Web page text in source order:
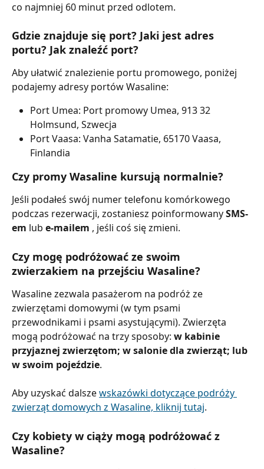
co najmniej 60 minut przed odlotem.
Gdzie znajduje się port? Jaki jest adres
portu? Jak znaleźć port?
Aby ułatwić znalezienie portu promowego, poniżej
podajemy adresy portów Wasaline:
Port Umea: Port promowy Umea, 913 32
Holmsund, Szwecja
Port Vaasa: Vanha Satamatie, 65170 Vaasa,
Finlandia
Czy promy Wasaline kursują normalnie?
Jeśli podałeś swój numer telefonu komórkowego
podczas rezerwacji, zostaniesz poinformowany SMS-
em lub e-mailem , jeśli coś się zmieni.
Czy mogę podróżować ze swoim
zwierzakiem na przejściu Wasaline?
Wasaline zezwala pasażerom na podróż ze
zwierzętami domowymi (w tym psami
przewodnikami i psami asystującymi). Zwierzęta
mogą podróżować na trzy sposoby: w kabinie
przyjaznej zwierzętom; w salonie dla zwierząt; lub
w swoim pojeździe.
Aby uzyskać dalsze wskazówki dotyczące podróży
zwierząt domowych z Wasaline, kliknij tutaj.
Czy kobiety w ciąży mogą podróżować z
Wasaline?